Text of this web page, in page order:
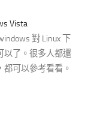
Vista
對 Linux 下
以了。很多人都還
可以參考看看。